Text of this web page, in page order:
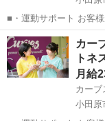
■・運動サポート お客
の使い方をアドバイス
どなので、難しい指導
ょう！」といったお声
神奈川 小田原市
カー
トネ
月給
カーブ
小田原